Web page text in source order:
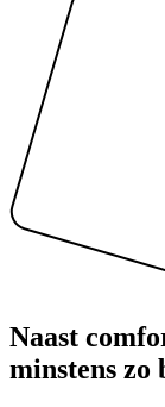
Naast
minstens